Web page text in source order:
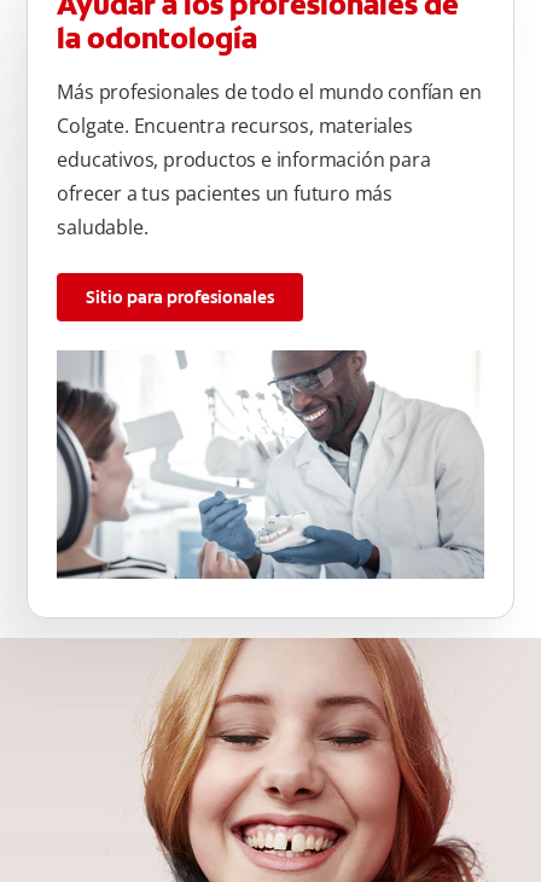
la odontología
Más profesionales de todo el mundo confían en
Colgate. Encuentra recursos, materiales
educativos, productos e información para
ofrecer a tus pacientes un futuro más
saludable.
Sitio para profesionales